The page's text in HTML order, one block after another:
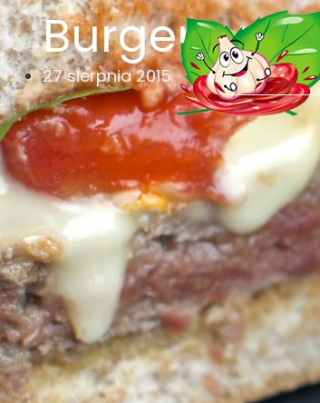
Burger
27 sierpnia 2015